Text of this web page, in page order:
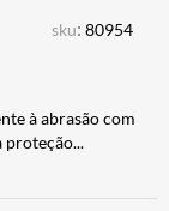
sku: 80954
à abrasão com
proteção...